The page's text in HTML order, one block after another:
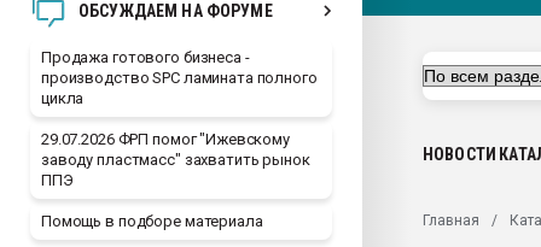
ОБСУЖДАЕМ НА ФОРУМЕ
Продажа готового бизнеса -
производство SPC ламината полного
цикла
29.07.2026 ФРП помог "Ижевскому
заводу пластмасс" захватить рынок
ППЭ
Помощь в подборе материала
28.07.2026
Всё, что касается
Материал
НОВОСТИ
Главная